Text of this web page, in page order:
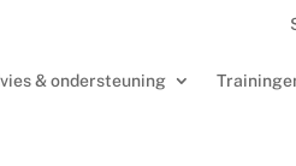
& ondersteuning